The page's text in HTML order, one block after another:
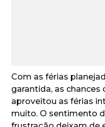
Com as férias
garantida, as chances
aproveitou as férias
muito. O sentimento